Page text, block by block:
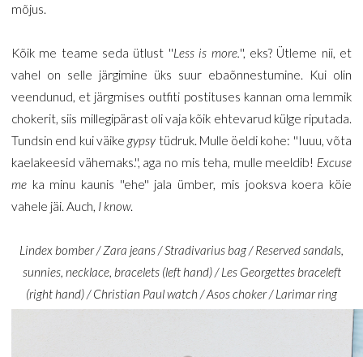
mõjus.
Kõik me teame seda ütlust ''Less is more.'', eks? Ütleme nii, et
vahel on selle järgimine üks suur ebaõnnestumine. Kui olin
veendunud, et järgmises outfiti postituses kannan oma lemmik
chokerit, siis millegipärast oli vaja kõik ehtevarud külge riputada.
Tundsin end kui väike gypsy tüdruk. Mulle öeldi kohe: ''Iuuu, võta
kaelakeesid vähemaks.'', aga no mis teha, mulle meeldib! Excuse
me ka minu kaunis ''ehe'' jala ümber, mis jooksva koera köie
vahele jäi. Auch, I know.
Lindex bomber / Zara jeans / Stradivarius bag / Reserved sandals,
sunnies, necklace, bracelets (left hand) / Les Georgettes braceleft
(right hand) / Christian Paul watch / Asos choker / Larimar ring